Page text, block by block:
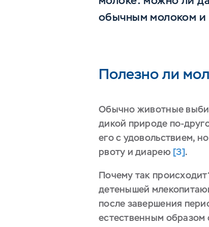
обычным молоком и
Полезно ли
Обычно животные
дикой природе по-
его с удовольствием,
рвоту и диарею [3].
Почему так
детенышей
после завершения
естественным